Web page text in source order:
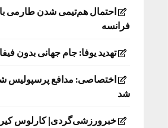
احتمال هم‌تیمی شدن طارمی
فرانسه
تهدید یوفا: جام جهانی بدون
اختصاصی: مدافع پرسپولیس
شد
خبرورزشی‌گردی| کارلوس